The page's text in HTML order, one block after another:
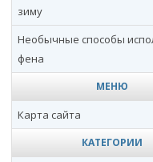
зиму
Необычные способы
фена
МЕНЮ
Карта сайта
КАТЕГОРИИ